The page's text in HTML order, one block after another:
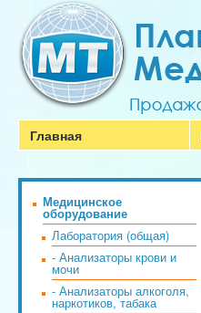
Главная
Медицинское
оборудование
Лаборатория (общая)
- Анализаторы крови и
мочи
- Анализаторы алкоголя,
наркотиков, табака